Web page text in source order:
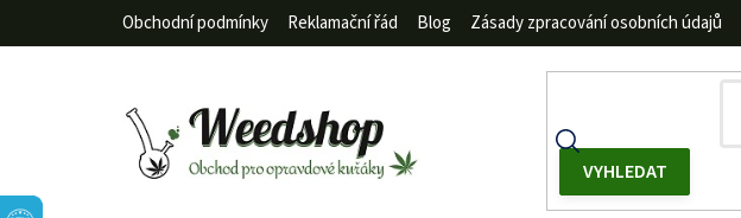
Obchodní podmínky Reklamační řád Blog Zásady zpracování osobních údajů